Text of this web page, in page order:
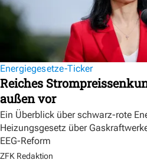
Energiegesetze-Ticker
Reiches
außen vor
Ein Überblick über schwarz-rote
Heizungsgesetz über
EEG-Reform
ZFK Redaktion